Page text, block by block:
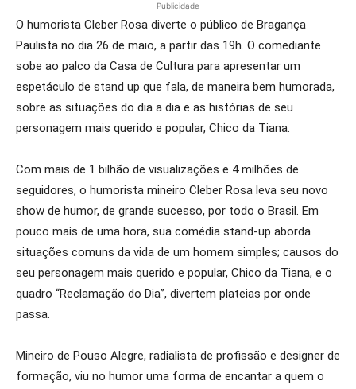
Publicidade
O humorista Cleber Rosa diverte o público de Bragança
Paulista no dia 26 de maio, a partir das 19h. O comediante
sobe ao palco da Casa de Cultura para apresentar um
espetáculo de stand up que fala, de maneira bem humorada,
sobre as situações do dia a dia e as histórias de seu
personagem mais querido e popular, Chico da Tiana.
Com mais de 1 bilhão de visualizações e 4 milhões de
seguidores, o humorista mineiro Cleber Rosa leva seu novo
show de humor, de grande sucesso, por todo o Brasil. Em
pouco mais de uma hora, sua comédia stand-up aborda
situações comuns da vida de um homem simples; causos do
seu personagem mais querido e popular, Chico da Tiana, e o
quadro “Reclamação do Dia”, divertem plateias por onde
passa.
Mineiro de Pouso Alegre, radialista de profissão e designer de
formação, viu no humor uma forma de encantar a quem o